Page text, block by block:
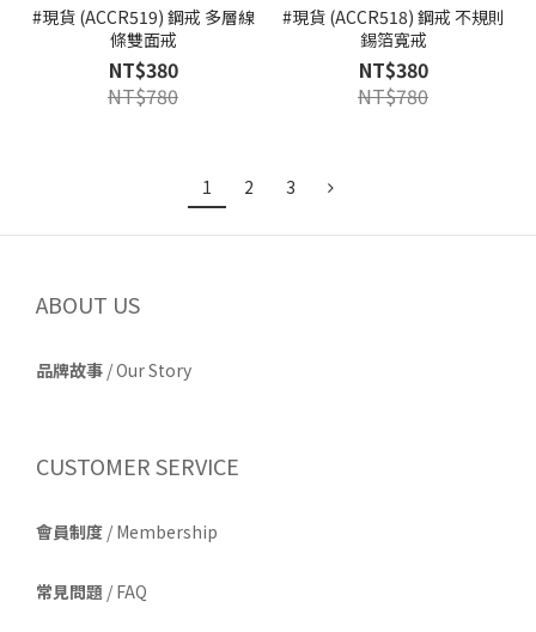
#現貨 (ACCR519) 鋼戒 多層線
條雙面戒
NT$380
NT$780
#現貨 (ACCR518) 鋼戒 不規則
錫箔寬戒
NT$380
NT$780
1 2 3
ABOUT US
品牌故事 /Our Story
CUSTOMER SERVICE
會員制度 / Membership
常見問題 / FAQ